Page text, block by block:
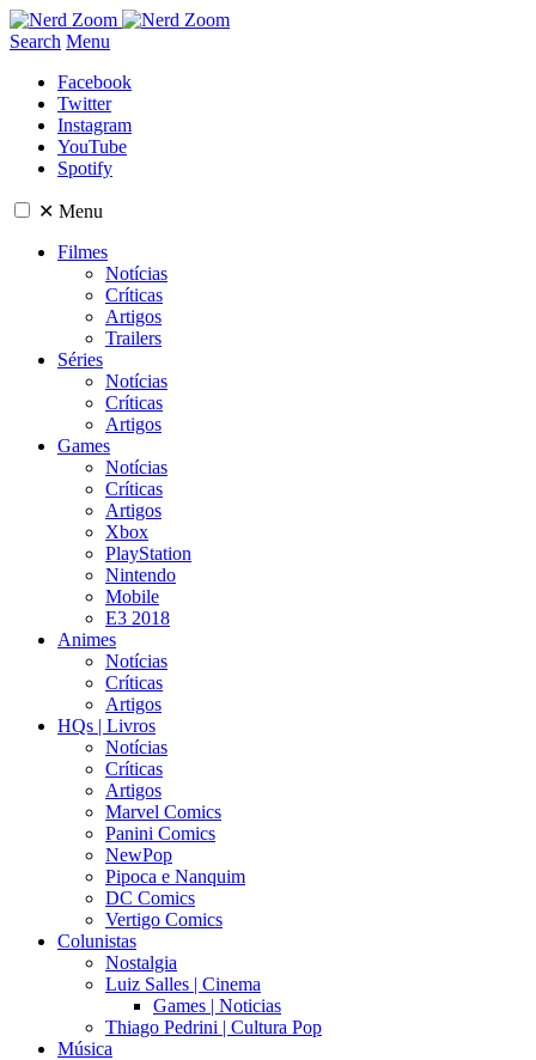
Search Menu
Facebook
Twitter
Instagram
YouTube
Spotify
✕ Menu
Filmes
Notícias
Críticas
Artigos
Trailers
Séries
Notícias
Críticas
Artigos
Games
Notícias
Críticas
Artigos
Xbox
PlayStation
Nintendo
Mobile
E3 2018
Animes
Notícias
Críticas
Artigos
HQs | Livros
Notícias
Críticas
Artigos
Marvel Comics
Panini Comics
NewPop
Pipoca e Nanquim
DC Comics
Vertigo Comics
Colunistas
Nostalgia
Luiz Salles | Cinema
Games | Noticias
Thiago Pedrini | Cultura Pop
Música